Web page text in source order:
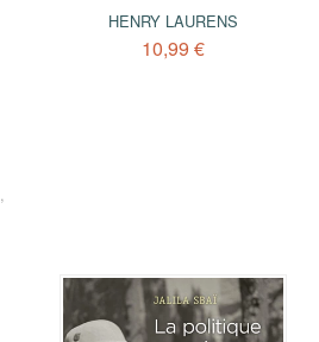
,
HENRY LAURENS
10,99 €